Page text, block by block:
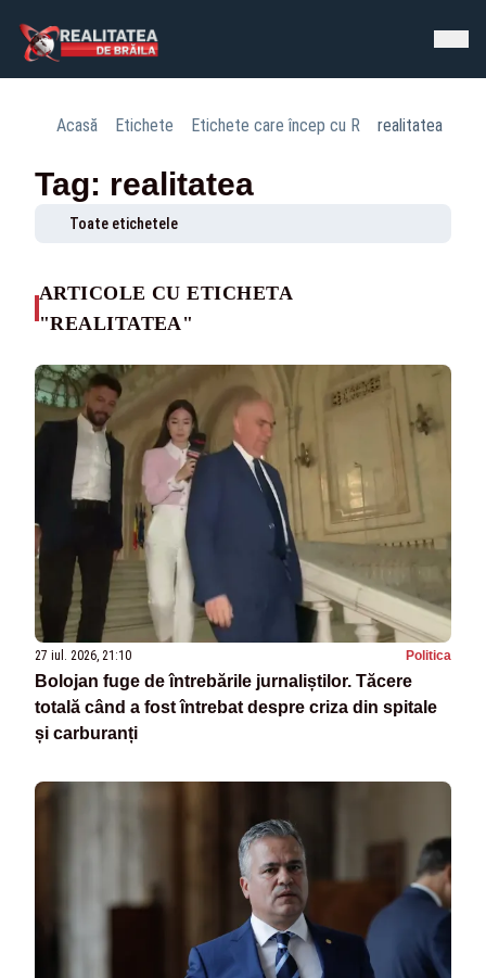
Acasă Etichete Etichete care încep cu R realitatea
Tag: realitatea
Toate etichetele
ARTICOLE CU ETICHETA
"REALITATEA"
27 iul. 2026, 21:10 Politica
Bolojan fuge de întrebările jurnaliștilor. Tăcere
totală când a fost întrebat despre criza din spitale
și carburanți